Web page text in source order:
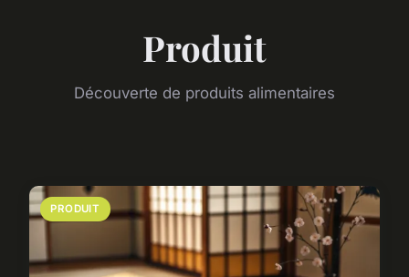
Produit
Découverte de produits alimentaires
PRODUIT